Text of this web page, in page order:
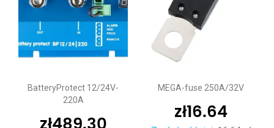
BatteryProtect 12/24V-
220A
zł489.30
MEGA-fuse 250A/32V
zł16.64